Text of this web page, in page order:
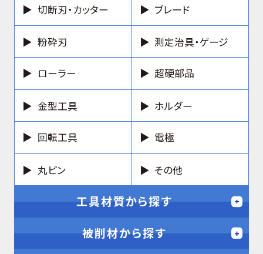
切断刃・カッター ブレード
粉砕刃 測定治具・ゲージ
ローラー 超硬部品
金型工具 ホルダー
回転工具 電極
丸ピン その他
工具材質から探す
被削材から探す